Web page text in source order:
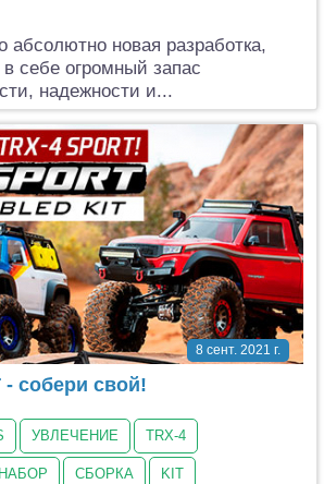
абсолютно новая разработка,
в себе огромный запас
надежности и...
8 сент. 2021 г.
- собери свой!
УВЛЕЧЕНИЕ TRX-4
НАБОР СБОРКА KIT